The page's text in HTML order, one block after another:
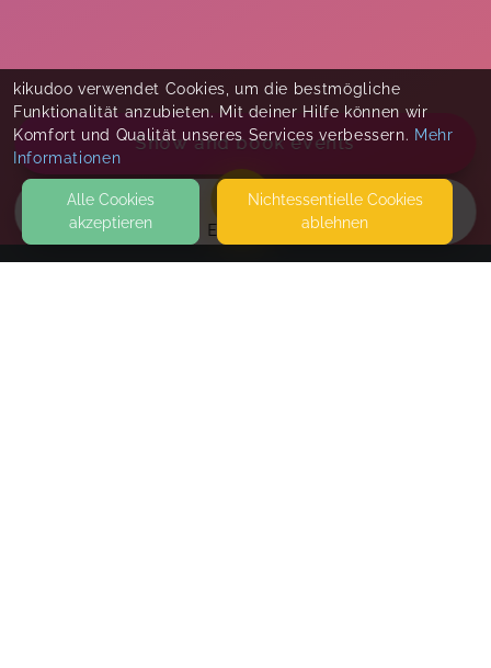
EVENTS
Show and book events
kikudoo verwendet Cookies, um die bestmögliche
Funktionalität anzubieten. Mit deiner Hilfe können wir
Komfort und Qualität unseres Services verbessern. Mehr
Informationen
Alle Cookies
akzeptieren
Nicht­essentielle Cookies
ablehnen